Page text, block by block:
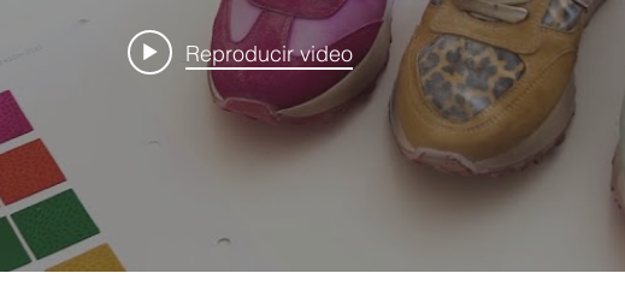
Reproducir video